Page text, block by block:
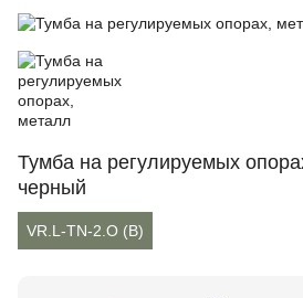
Тумба на регулируемых
черный
VR.L-TN-2.O (B)